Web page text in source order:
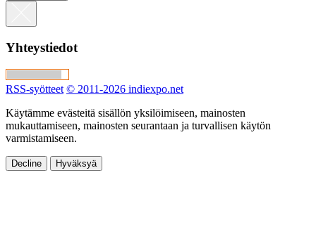
Yhteystiedot
RSS-syötteet © 2011-2026 indiexpo.net
Käytämme evästeitä sisällön yksilöimiseen, mainosten
mukauttamiseen, mainosten seurantaan ja turvallisen käytön
varmistamiseen.
Decline Hyväksyä